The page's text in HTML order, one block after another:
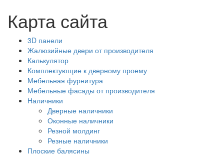
Карта сайта
3D панели
Жалюзийные двери от производителя
Калькулятор
Комплектующие к дверному проему
Мебельная фурнитура
Мебельные фасады от производителя
Наличники
Дверные наличники
Оконные наличники
Резной молдинг
Резные наличники
Плоские балясины